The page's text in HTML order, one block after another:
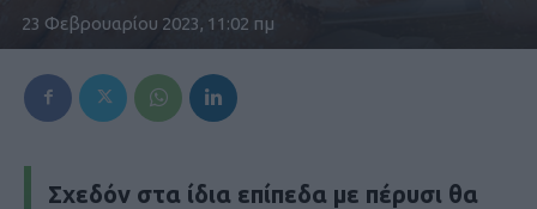
23 Φεβρουαρίου 2023, 11:02 πμ
Σχεδόν στα ίδια επίπεδα με πέρυσι θα